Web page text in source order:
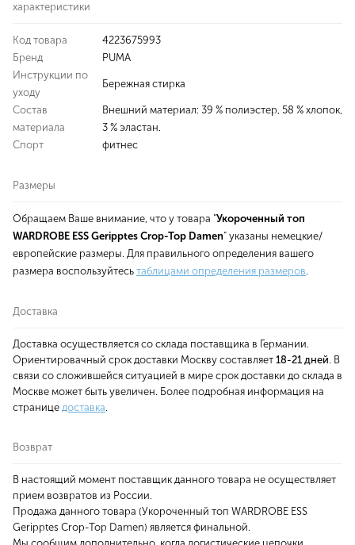
характеристики
Код товара
4223675993
Бренд
PUMA
Инструкции по
уходу
Бережная стирка
Состав
материала
Внешний материал: 39 % полиэстер, 58 % хлопок,
3 % эластан.
Спорт
фитнес
Размеры
Обращаем Ваше внимание, что у товара "Укороченный топ
WARDROBE ESS Geripptes Crop-Top Damen" указаны немецкие/
европейские размеры. Для правильного определения вашего
размера воспользуйтесь таблицами определения размеров.
Доставка
Доставка осуществляется со склада поставщика в Германии.
Ориентировачный срок доставки Москву составляет 18-21 дней. В
связи со сложившейся ситуацией в мире срок доставки до склада в
Москве может быть увеличен. Более подробная информация на
странице доставка.
Возврат
В настоящий момент поставщик данного товара не осуществляет
прием возвратов из России.
Продажа данного товара (Укороченный топ WARDROBE ESS
Geripptes Crop-Top Damen) является финальной.